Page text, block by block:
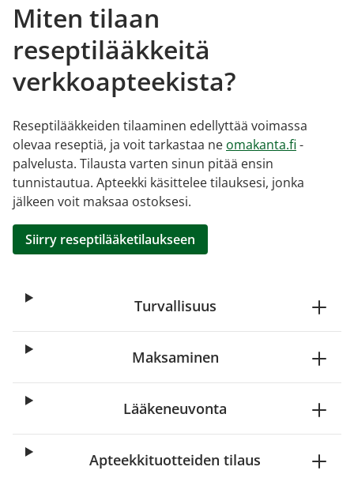
Miten tilaan
reseptilääkkeitä
verkkoapteekista?
Reseptilääkkeiden tilaaminen edellyttää voimassa
olevaa reseptiä, ja voit tarkastaa ne omakanta.fi -
palvelusta. Tilausta varten sinun pitää ensin
tunnistautua. Apteekki käsittelee tilauksesi, jonka
jälkeen voit maksaa ostoksesi.
Siirry reseptilääketilaukseen
Turvallisuus
Maksaminen
Lääkeneuvonta
Apteekkituotteiden tilaus